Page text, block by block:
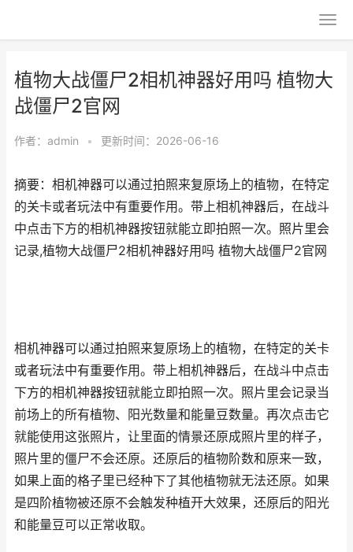
植物大战僵尸2相机神器好用吗 植物大
战僵尸2官网
作者： admin • 更新时间：2026-06-16
摘要：相机神器可以通过拍照来复原场上的植物，在特定
的关卡或者玩法中有重要作用。带上相机神器后，在战斗
中点击下方的相机神器按钮就能立即拍照一次。照片里会
记录,植物大战僵尸2相机神器好用吗 植物大战僵尸2官网
相机神器可以通过拍照来复原场上的植物，在特定的关卡
或者玩法中有重要作用。带上相机神器后，在战斗中点击
下方的相机神器按钮就能立即拍照一次。照片里会记录当
前场上的所有植物、阳光数量和能量豆数量。再次点击它
就能使用这张照片，让里面的情景还原成照片里的样子，
照片里的僵尸不会还原。还原后的植物阶数和原来一致，
如果上面的格子里已经种下了其他植物就无法还原。如果
是四阶植物被还原不会触发种植开大效果，还原后的阳光
和能量豆可以正常收取。